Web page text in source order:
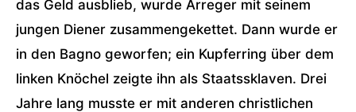
das Geld ausblieb, wurde Arreger mit seinem
jungen Diener zusammengekettet. Dann wurde er
in den Bagno geworfen; ein Kupferring über dem
linken Knöchel zeigte ihn als Staatssklaven. Drei
Jahre lang musste er mit anderen christlichen